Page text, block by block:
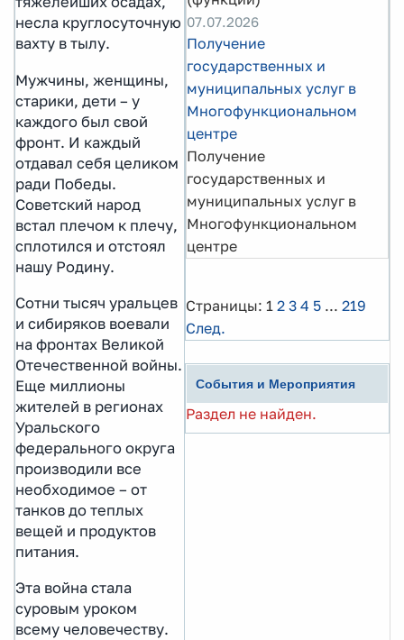
несла круглосуточную
вахту в тылу.
Мужчины, женщины,
старики, дети – у
каждого был свой
фронт. И каждый
отдавал себя целиком
ради Победы.
Советский народ
встал плечом к плечу,
сплотился и отстоял
нашу Родину.
Сотни тысяч уральцев
и сибиряков воевали
на фронтах Великой
Отечественной войны.
Еще миллионы
жителей в регионах
Уральского
федерального округа
производили все
необходимое – от
танков до теплых
вещей и продуктов
питания.
Эта война стала
суровым уроком
всему человечеству.
07.07.2026
Получение
государственных и
муниципальных услуг в
Многофункциональном
центре
Получение
государственных и
муниципальных услуг в
Многофункциональном
центре
Страницы: 1 2 3 4 5 ... 219
След.
События и Мероприятия
Раздел не найден.